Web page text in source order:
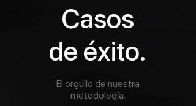
Casos
de éxito.
El orgullo de nuestra
metodología.